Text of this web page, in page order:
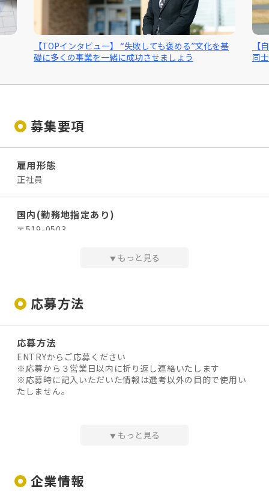
相手を思いやる「共感運転」の考え方を伝え、交通事故を
減らし、地域社会に貢献しています。
◆ 未経験からでも成長できる
「人を育てることが好き」
「誰かの人生のきっかけになる仕事がしたい」
す！
ても褒める”文化を基
させましょう
【自動車教習所／指導員対談】受講者
同士でも「努力を認める」自動車スクー
募集要項
雇用形態
正社員
国内(勤務地指定あり)
〒519-0503
近鉄山田線小俣駅より、徒歩25分
JR参宮線宮川駅より、徒歩12分
給与
【月給】¥200,000〜¥280,000
下記から選択制
①月給200,000円 年間総労働時間1,600時間 年間休日1
※無資格者の場合は、入社～資格取得前までは研修期間の
▼ もっと見る
応募方法
応募方法
ENTRYからご応募ください
※応募から３営業日以内に折り返し連絡いたします
※応募時に記入いただいた情報は選考以外の目的で使用い
たしません。
４．役員による最終面接
５．内定
▼ もっと見る
企業情報